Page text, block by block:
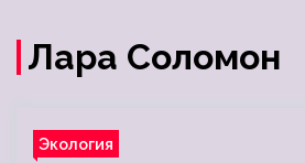
Лара Соломон
Экология